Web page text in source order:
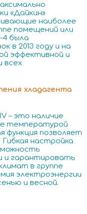
«Дайкин»
наиболее
помещений или
4 была
в 2013 году и на
эффективной и
всех
хладагента
– это наличие
температурой
функция позволяет
Гибкая настройка
и гарантировать
в группе
электроэнергии
и весной.